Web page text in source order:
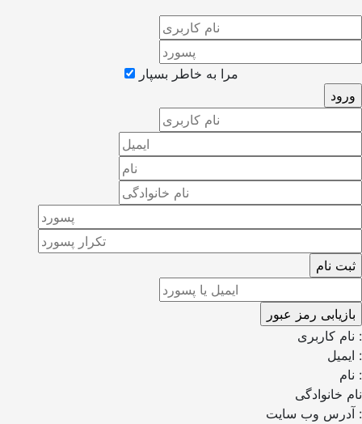
مرا به خاطر بسپار
نام کاربری :
ایمیل :
نام :
نام خانوادگی
آدرس وب سایت :